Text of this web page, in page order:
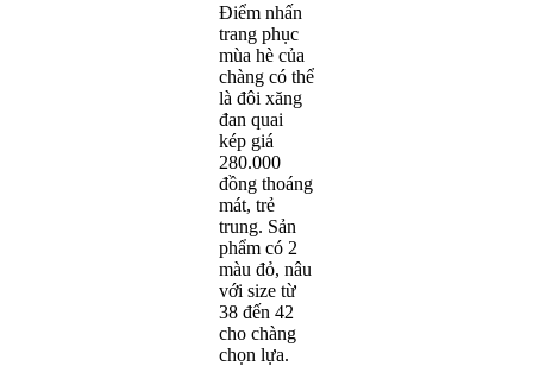
Điểm nhấn
trang phục
mùa hè của
chàng có thể
là đôi xăng
đan quai
kép giá
280.000
đồng thoáng
mát, trẻ
trung. Sản
phẩm có 2
màu đỏ, nâu
với size từ
38 đến 42
cho chàng
chọn lựa.